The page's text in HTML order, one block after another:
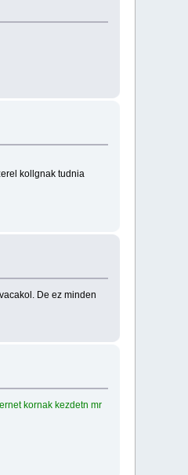
kollgnak tudnia
De ez minden
kornak kezdetn mr